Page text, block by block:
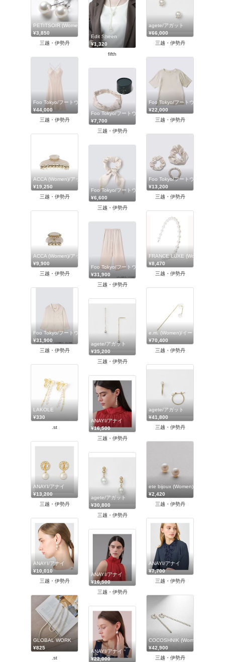
PETITSOIR (Women)/プチソワール
¥3,850
三越・伊勢丹
agete/アガット
¥66,000
三越・伊勢丹
Edit Sheen
¥1,320
fifth
Foo Tokyo/フートウキョウ
¥44,000
三越・伊勢丹
Foo Tokyo/フートウキョウ
¥22,000
三越・伊勢丹
Foo Tokyo/フートウキョウ
¥7,700
三越・伊勢丹
ACCA (Women)/アッカ
¥19,250
三越・伊勢丹
Foo Tokyo/フートウキョウ
¥13,200
三越・伊勢丹
Foo Tokyo/フートウキョウ
¥6,600
三越・伊勢丹
ACCA (Women)/アッカ
¥9,900
三越・伊勢丹
FRANCE LUXE (Women)/フラン
¥8,470
三越・伊勢丹
Foo Tokyo/フートウキョウ
¥31,900
三越・伊勢丹
Foo Tokyo/フートウキョウ
¥31,900
三越・伊勢丹
e.m. (Women)/イー・エム
¥70,400
三越・伊勢丹
agete/アガット
¥35,200
三越・伊勢丹
LAKOLE
¥330
.st
agete/アガット
¥41,800
三越・伊勢丹
ANAYI/アナイ
¥16,500
三越・伊勢丹
ANAYI/アナイ
¥13,200
三越・伊勢丹
ete bijoux (Women)/エテ ビジュ
¥2,420
三越・伊勢丹
agete/アガット
¥30,800
三越・伊勢丹
ANAYI/アナイ
¥10,010
三越・伊勢丹
ANAYI/アナイ
¥7,700
三越・伊勢丹
ANAYI/アナイ
¥16,500
三越・伊勢丹
GLOBAL WORK
¥825
.st
COCOSHNIK (Women)/ココシュ
¥42,900
三越・伊勢丹
ANAYI/アナイ
¥22,000